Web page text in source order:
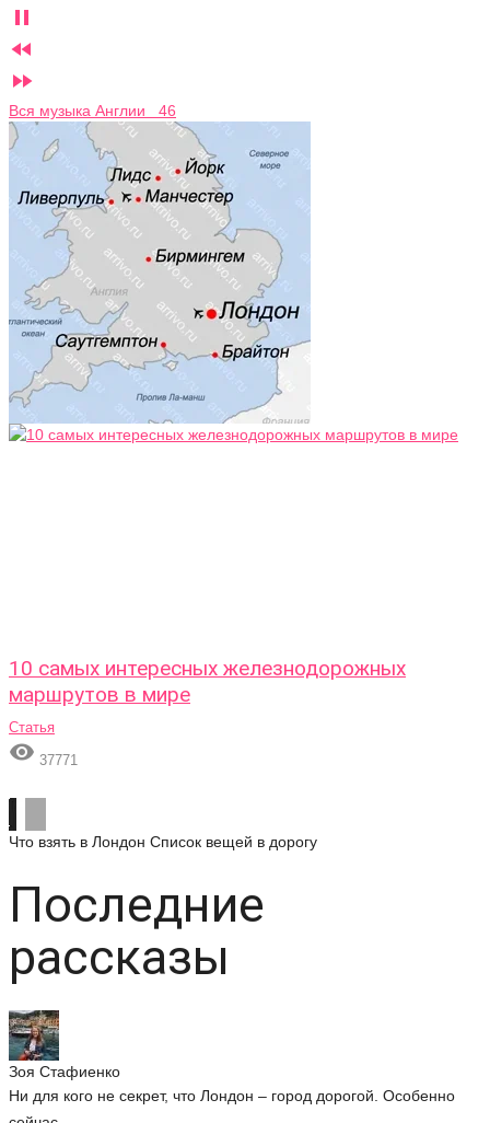



Вся музыка Англии 46
10 самых интересных железнодорожных
маршрутов в мире
Статья
 37771
Что взять в Лондон Список вещей в дорогу
Последние
рассказы
Зоя Стафиенко
Ни для кого не секрет, что Лондон – город дорогой. Особенно